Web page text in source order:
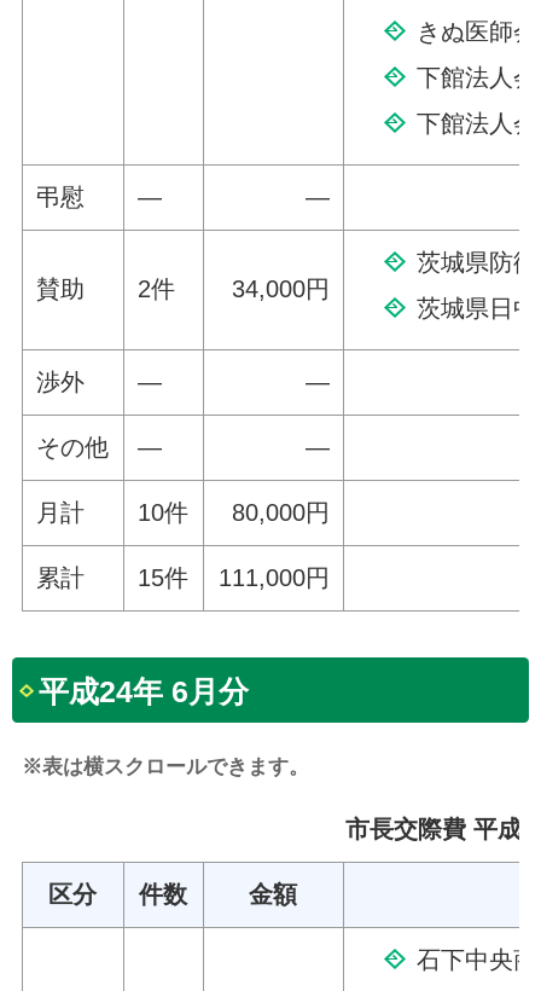
きぬ医師
下館法人
下館法人
弔慰 — —
賛助 2件 34,000円
茨城県防
茨城県日
渉外 — —
その他 — —
月計 10件 80,000円
累計 15件 111,000円
平成24年 6月分
※表は横スクロールできます。
市長交際費 平成
区分 件数 金額
石下中央